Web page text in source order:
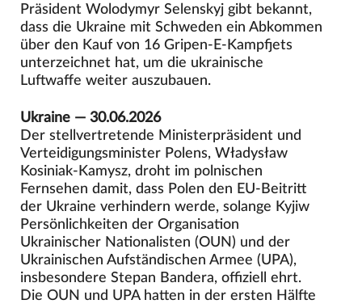
Präsident Wolodymyr Selenskyj gibt bekannt,
dass die Ukraine mit Schweden ein Abkommen
über den Kauf von 16 Gripen-E-Kampfjets
unterzeichnet hat, um die ukrainische
Luftwaffe weiter auszubauen.
Ukraine — 30.06.2026
Der stellvertretende Ministerpräsident und
Verteidigungsminister Polens, Władysław
Kosiniak-Kamysz, droht im polnischen
Fernsehen damit, dass Polen den EU-Beitritt
der Ukraine verhindern werde, solange Kyjiw
Persönlichkeiten der Organisation
Ukrainischer Nationalisten (OUN) und der
Ukrainischen Aufständischen Armee (UPA),
insbesondere Stepan Bandera, offiziell ehrt.
Die OUN und UPA hatten in der ersten Hälfte